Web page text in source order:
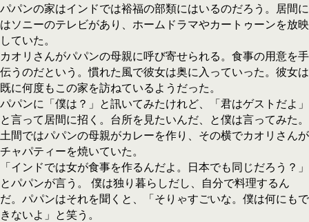
パパンの家はインドでは裕福の部類にはいるのだろう。居間に
はソニーのテレビがあり、ホームドラマやカートゥーンを放映
していた。
カオリさんがパパンの母親に呼び寄せられる。食事の用意を手
伝うのだという。慣れた風で彼女は奥に入っていった。彼女は
既に何度もこの家を訪ねているようだった。
パパンに「僕は？」と訊いてみたけれど、「君はゲストだよ」
と言って居間に招く。台所を見たいんだ、と僕は言ってみた。
土間ではパパンの母親がカレーを作り、その横でカオリさんが
チャパティーを焼いていた。
「インドでは女が食事を作るんだよ。日本でも同じだろう？」
とパパンが言う。 僕は独り暮らしだし、自分で料理するん
だ。パパンはそれを聞くと、「そりゃすごいな。僕は何にもで
きないよ」と笑う。